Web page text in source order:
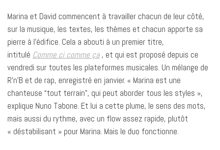
Marina et David commencent à travailler chacun de leur côté,
sur la musique, les textes, les thèmes et chacun apporte sa
pierre à l’édifice. Cela a abouti à un premier titre,
intitulé Comme ci comme ça , et qui est proposé depuis ce
vendredi sur toutes les plateformes musicales. Un mélange de
R’n’B et de rap, enregistré en janvier. « Marina est une
chanteuse “tout terrain”, qui peut aborder tous les styles »,
explique Nuno Tabone. Et lui a cette plume, le sens des mots,
mais aussi du rythme, avec un flow assez rapide, plutôt
« déstabilisant » pour Marina. Mais le duo fonctionne.